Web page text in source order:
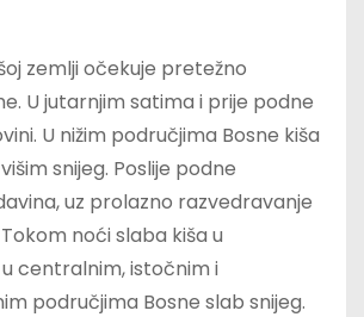
zemlji očekuje pretežno
U jutarnjim satima i prije podne
U nižim područjima Bosne kiša
snijeg. Poslije podne
uz prolazno razvedravanje
noći slaba kiša u
centralnim, istočnim i
područjima Bosne slab snijeg.